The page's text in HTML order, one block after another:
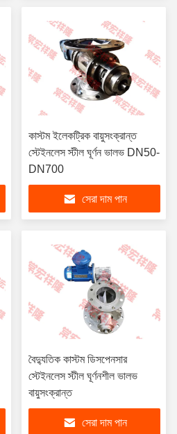
কাস্টম ইলেকট্রিক বায়ুসংক্রান্ত
স্টেইনলেস স্টীল ঘূর্ণন ভালভ DN50-
DN700
সেরা দাম পান
বৈদ্যুতিক কাস্টম ডিসপেনসার
স্টেইনলেস স্টীল ঘূর্ণনশীল ভালভ
বায়ুসংক্রান্ত
সেরা দাম পান